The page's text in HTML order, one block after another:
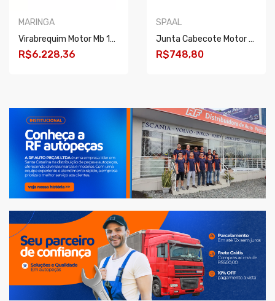
MARINGA
Virabrequim Motor Mb 1418/1618/1620/1621/366 S/engrenagem
R$6.228,36
SPAAL
Junta Cabecote Motor Mb Accelo/atego/atron - Om924la 108mm
R$748,80